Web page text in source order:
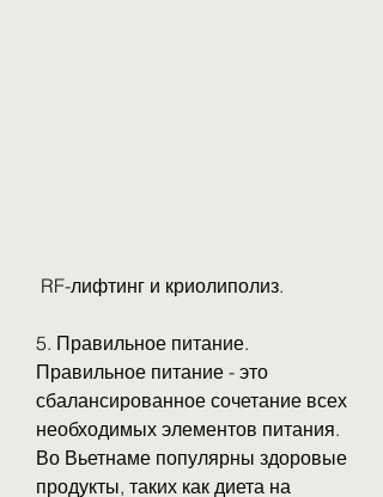
RF-лифтинг и криолиполиз.
5. Правильное питание.
Правильное питание - это
сбалансированное сочетание всех
необходимых элементов питания.
Во Вьетнаме популярны здоровые
продукты, таких как диета на